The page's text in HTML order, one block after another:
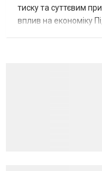
тиску та суттєвим
вплив на економіку